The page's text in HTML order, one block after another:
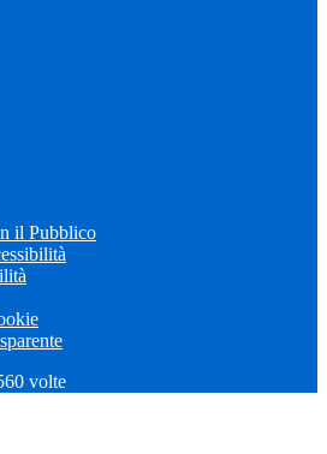
il Pubblico
volte